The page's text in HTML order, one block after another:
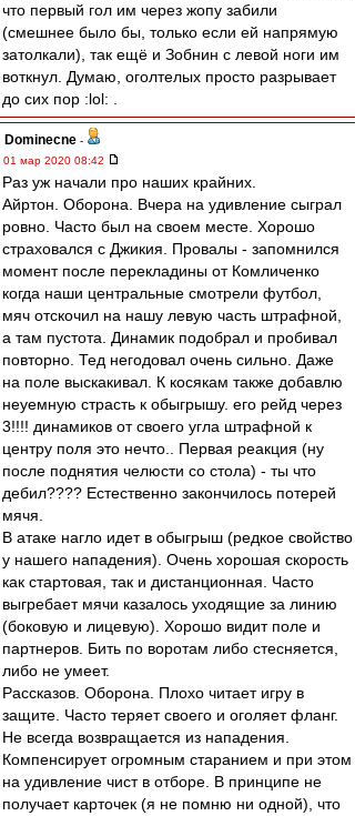
что первый гол им через жопу забили
(смешнее было бы, только если ей напрямую
затолкали), так ещё и Зобнин с левой ноги им
воткнул. Думаю, оголтелых просто разрывает
до сих пор :lol: .
Dominecne -
01 мар 2020 08:42
Раз уж начали про наших крайних.
Айртон. Оборона. Вчера на удивление сыграл
ровно. Часто был на своем месте. Хорошо
страховался с Джикия. Провалы - запомнился
момент после перекладины от Комличенко
когда наши центральные смотрели футбол,
мяч отскочил на нашу левую часть штрафной,
а там пустота. Динамик подобрал и пробивал
повторно. Тед негодовал очень сильно. Даже
на поле выскакивал. К косякам также добавлю
неуемную страсть к обыгрышу. его рейд через
3!!!! динамиков от своего угла штрафной к
центру поля это нечто.. Первая реакция (ну
после поднятия челюсти со стола) - ты что
дебил???? Естественно закончилось потерей
мячя.
В атаке нагло идет в обыгрыш (редкое свойство
у нашего нападения). Очень хорошая скорость
как стартовая, так и дистанционная. Часто
выгребает мячи казалось уходящие за линию
(боковую и лицевую). Хорошо видит поле и
партнеров. Бить по воротам либо стесняется,
либо не умеет.
Рассказов. Оборона. Плохо читает игру в
защите. Часто теряет своего и оголяет фланг.
Не всегда возвращается из нападения.
Компенсирует огромным старанием и при этом
на удивление чист в отборе. В принципе не
получает карточек (я не помню ни одной), что